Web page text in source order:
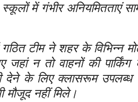
स्कूलों में गंभीर अनियमितताएं
टीम ने शहर के विभिन्न
न तो वाहनों की पार्किंग
देने के लिए क्लासरूम
मौजूद नहीं मिले।